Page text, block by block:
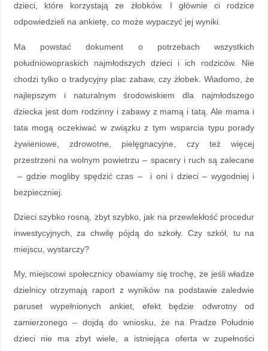
dzieci, które korzystają ze żłobków. I głównie ci rodzice
odpowiedzieli na ankietę, co może wypaczyć jej wyniki.
Ma powstać dokument o potrzebach wszystkich
południowopraskich najmłodszych dzieci i ich rodziców. Nie
chodzi tylko o tradycyjny plac zabaw, czy żłobek. Wiadomo, że
najlepszym i naturalnym środowiskiem dla najmłodszego
dziecka jest dom rodzinny i zabawy z mamą i tatą. Ale mama i
tata mogą oczekiwać w związku z tym wsparcia typu porady
żywieniowe, zdrowotne, pielęgnacyjne, czy też więcej
przestrzeni na wolnym powietrzu – spacery i ruch są zalecane
– gdzie mogliby spędzić czas – i oni i dzieci – wygodniej i
bezpieczniej.
Dzieci szybko rosną, zbyt szybko, jak na przewlekłość procedur
inwestycyjnych, za chwilę pójdą do szkoły. Czy szkół, tu na
miejscu, wystarczy?
My, miejscowi społecznicy obawiamy się trochę, że jeśli władze
dzielnicy otrzymają raport z wyników na podstawie zaledwie
paruset wypełnionych ankiet, efekt będzie odwrotny od
zamierzonego – dojdą do wniosku, że na Pradze Południe
dzieci nie ma zbyt wiele, a istniejąca oferta w zupełności